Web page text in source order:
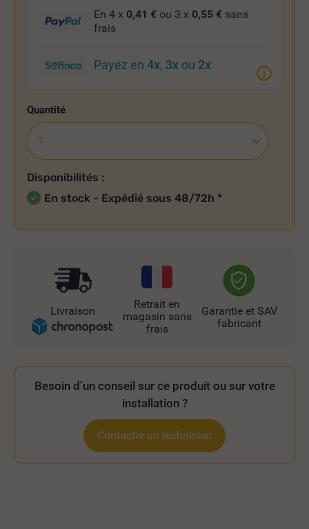
En 4 x 0,41 € ou 3 x 0,55 € sans
frais
Payez en 4x, 3x ou 2x
Quantité
Disponibilités :
En stock - Expédié sous 48/72h *
Livraison
Retrait en
magasin sans
frais
Garantie et SAV
fabricant
Besoin d’un conseil sur ce produit ou sur votre
installation ?
Contacter un technicien